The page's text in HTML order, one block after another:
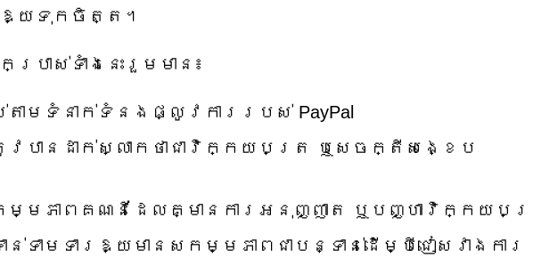
យទុកចិត្ត។
ប្រាស់ទាំងនេះរួមមាន៖
ប់តាមទំនាក់ទំនងផ្លូវការរបស់ PayPal
បានដាក់ស្លាកថាជាវិក្កយបត្រ ឬសេចក្តីសង្ខេប
កម្មភាពគណនីដែលគ្មានការអនុញ្ញាត ឬបញ្ហាវិក្កយបត្
ន់ទាមទារឱ្យមានសកម្មភាពជាបន្ទាន់ដើម្បីជៀសវាងការ